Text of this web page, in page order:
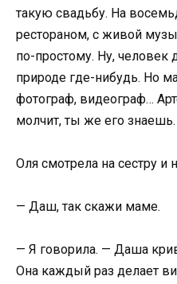
такую свадьбу. На
рестораном, с живой
по-простому. Ну, человек
природе где-нибудь. Но
фотограф, видеограф…
молчит, ты же его знаешь.
Оля смотрела на сестру и
— Даш, так скажи маме.
— Я говорила. — Даша
Она каждый раз делает